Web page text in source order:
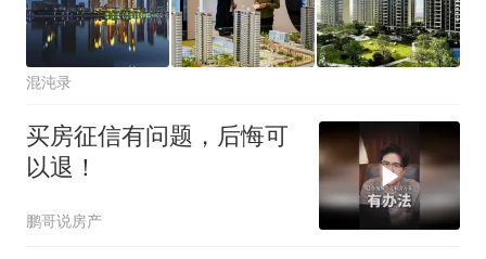
混沌录
买房征信有问题，后悔可
以退！
鹏哥说房产